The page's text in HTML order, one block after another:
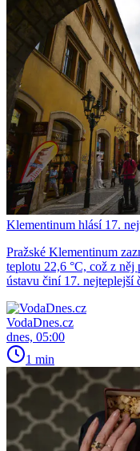
Klementinum hlásí 17.
Pražské Klementinum
teplotu 22,6 °C, což z
ústavu činí 17. nejteplejší
VodaDnes.cz
dnes, 05:00
1 min